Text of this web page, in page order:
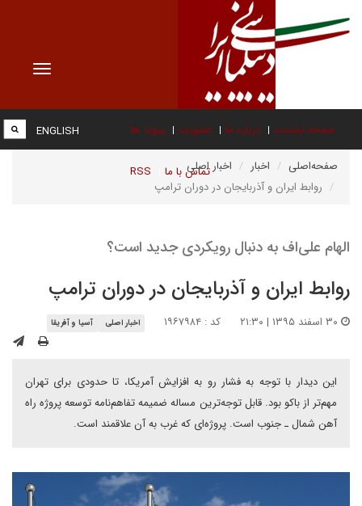
Toggle
صفحه نخست درباره ما عضویت پیوند ها
تماس با ما RSS
ENGLISH
صفحه‌اصلی اخبار
اخبار اصلی
روابط ایران و آذربایجان در دوران ترامپ
الهام علی‌اف به دنبال رویکردی جدید است؟
روابط ایران و آذربایجان در دوران ترامپ
کد : ۱۹۶۷۹۸۴ اخبار اصلی آسیا و آفریقا
این دیدار با توجه به فشار رو به افزایش آمریکا، تا حدودی برای تهران
مهم‌تر از باکو بود. قابل توجه‌ترین مساله ضمیمه تفاهم‌نامه توسعه پروژه راه
آهن شمال ـ جنوب است. پروژه‌ای که غرب به آن علاقمند است.